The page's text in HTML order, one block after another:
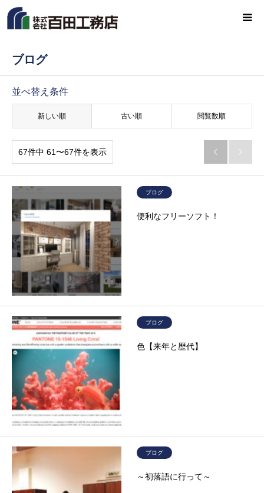
ブログ
並べ替え条件
新しい順 古い順 閲覧数順
67件中 61〜67件を表示  
ブログ
便利なフリーソフト！
ブログ
色【来年と歴代】
ブログ
～初落語に行って～